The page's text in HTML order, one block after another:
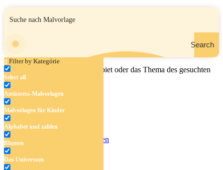
Search
Filter by Kategórie
Select all
Antistress-Malvorlagen
Malvorlagen für Kinder
Alphabet und zahlen
Blumen
Das Universum
Geben Sie den Namen, das Gebiet oder das Thema des gesuchten
Malbuchs ein.
Malvorlagen für Kinder
Alphabet und zahlen